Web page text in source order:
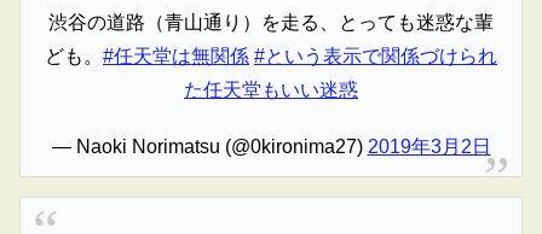
渋谷の道路（青山通り）を走る、とっても迷惑な輩
ども。 #任天堂は無関係 #という表示で関係づけられ
た任天堂もいい迷惑
— Naoki Norimatsu (@0kironima27) 2019年3月2日